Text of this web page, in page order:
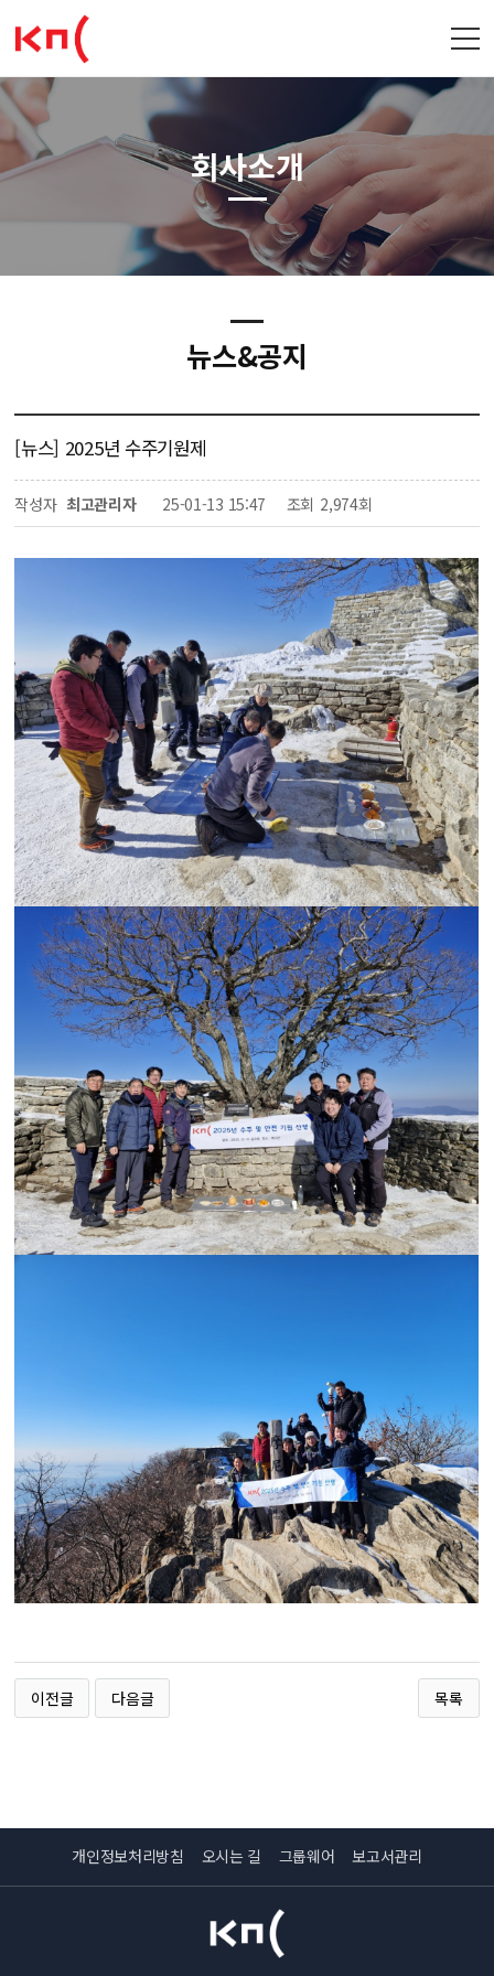
회사소개
뉴스&공지
[뉴스] 2025년 수주기원제
작성자 최고관리자 25-01-13 15:47 조회 2,974회
이전글 다음글 목록
개인정보처리방침 오시는 길 그룹웨어 보고서관리